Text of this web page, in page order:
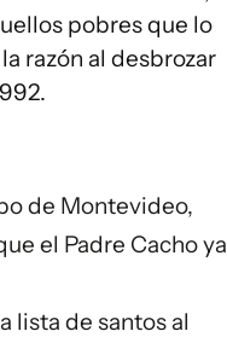
pobres que lo
razón al desbrozar
de Montevideo,
el Padre Cacho ya
lista de santos al